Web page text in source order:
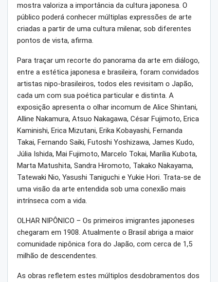
mostra valoriza a importância da cultura japonesa. O
público poderá conhecer múltiplas expressões de arte
criadas a partir de uma cultura milenar, sob diferentes
pontos de vista, afirma.
Para traçar um recorte do panorama da arte em diálogo,
entre a estética japonesa e brasileira, foram convidados
artistas nipo-brasileiros, todos eles revisitam o Japão,
cada um com sua poética particular e distinta. A
exposição apresenta o olhar incomum de Alice Shintani,
Alline Nakamura, Atsuo Nakagawa, César Fujimoto, Erica
Kaminishi, Erica Mizutani, Erika Kobayashi, Fernanda
Takai, Fernando Saiki, Futoshi Yoshizawa, James Kudo,
Júlia Ishida, Mai Fujimoto, Marcelo Tokai, Marília Kubota,
Marta Matushita, Sandra Hiromoto, Takako Nakayama,
Tatewaki Nio, Yasushi Taniguchi e Yukie Hori. Trata-se de
uma visão da arte entendida sob uma conexão mais
intrínseca com a vida.
OLHAR NIPÔNICO – Os primeiros imigrantes japoneses
chegaram em 1908. Atualmente o Brasil abriga a maior
comunidade nipônica fora do Japão, com cerca de 1,5
milhão de descendentes.
As obras refletem estes múltiplos desdobramentos dos